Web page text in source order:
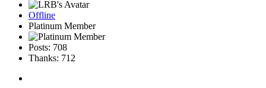
Offline
Platinum Member
Posts: 708
Thanks: 712